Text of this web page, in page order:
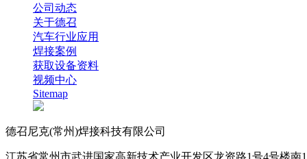
公司动态
关于德召
汽车行业应用
焊接案例
获取设备资料
视频中心
Sitemap
德召尼克(常州)焊接科技有限公司
江苏省常州市武进国家高新技术产业开发区龙资路1号4号楼南